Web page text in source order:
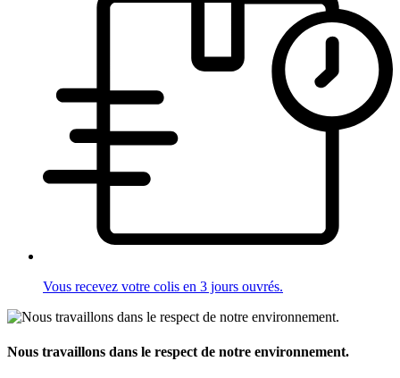
Vous recevez votre colis en 3 jours ouvrés.
Nous travaillons dans le respect de notre environnement.